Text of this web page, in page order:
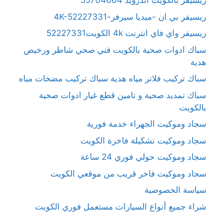
ريسيفر بي ان -ميديا سيرفر-4K-52227331
ريسيفر واي فاي انترنت 4k الكويت52227331
سباك ادوات صحية بالكويت فني صحي شاطر ورخيص
هدية
سباك تركيب فلاتر مياه هدية سباك تركيب مضخات مياه
سباك تمديد صحية و تامين قطع غيار ادوات صحية
بالكويت
سجاد وموكيت الجهراء خدمة فورية
سجاد وموكيت تشكيلة فاخرة الكويت
سجاد وموكيت حولي فوري 24 ساعة
سجاد وموكيت فاخر قريب من موقعي الكويت
سياسة الخصوصية
شراء جميع أنواع السيارات مستعمل فوري الكويت